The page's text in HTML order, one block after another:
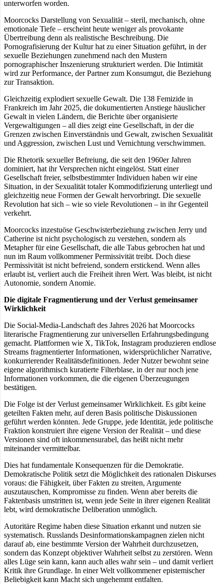
unterworfen worden.
Moorcocks Darstellung von Sexualität – steril, mechanisch, ohne
emotionale Tiefe – erscheint heute weniger als provokante
Übertreibung denn als realistische Beschreibung. Die
Pornografisierung der Kultur hat zu einer Situation geführt, in der
sexuelle Beziehungen zunehmend nach den Mustern
pornographischer Inszenierung strukturiert werden. Die Intimität
wird zur Performance, der Partner zum Konsumgut, die Beziehung
zur Transaktion.
Gleichzeitig explodiert sexuelle Gewalt. Die 138 Femizide in
Frankreich im Jahr 2025, die dokumentierten Anstiege häuslicher
Gewalt in vielen Ländern, die Berichte über organisierte
Vergewaltigungen – all dies zeigt eine Gesellschaft, in der die
Grenzen zwischen Einverständnis und Gewalt, zwischen Sexualität
und Aggression, zwischen Lust und Vernichtung verschwimmen.
Die Rhetorik sexueller Befreiung, die seit den 1960er Jahren
dominiert, hat ihr Versprechen nicht eingelöst. Statt einer
Gesellschaft freier, selbstbestimmter Individuen haben wir eine
Situation, in der Sexualität totaler Kommodifizierung unterliegt und
gleichzeitig neue Formen der Gewalt hervorbringt. Die sexuelle
Revolution hat sich – wie so viele Revolutionen – in ihr Gegenteil
verkehrt.
Moorcocks inzestuöse Geschwisterbeziehung zwischen Jerry und
Catherine ist nicht psychologisch zu verstehen, sondern als
Metapher für eine Gesellschaft, die alle Tabus gebrochen hat und
nun im Raum vollkommener Permissivität treibt. Doch diese
Permissivität ist nicht befreiend, sondern erstickend. Wenn alles
erlaubt ist, verliert auch die Freiheit ihren Wert. Was bleibt, ist nicht
Autonomie, sondern Anomie.
Die digitale Fragmentierung und der Verlust gemeinsamer
Wirklichkeit
Die Social-Media-Landschaft des Jahres 2026 hat Moorcocks
literarische Fragmentierung zur universellen Erfahrungsbedingung
gemacht. Plattformen wie X, TikTok, Instagram produzieren endlose
Streams fragmentierter Informationen, widersprüchlicher Narrative,
konkurrierender Realitätsdefinitionen. Jeder Nutzer bewohnt seine
eigene algorithmisch kuratierte Filterblase, in der nur noch jene
Informationen vorkommen, die die eigenen Überzeugungen
bestätigen.
Die Folge ist der Verlust gemeinsamer Wirklichkeit. Es gibt keine
geteilten Fakten mehr, auf deren Basis politische Diskussionen
geführt werden könnten. Jede Gruppe, jede Identität, jede politische
Fraktion konstruiert ihre eigene Version der Realität – und diese
Versionen sind oft inkommensurabel, das heißt nicht mehr
miteinander vermittelbar.
Dies hat fundamentale Konsequenzen für die Demokratie.
Demokratische Politik setzt die Möglichkeit des rationalen Diskurses
voraus: die Fähigkeit, über Fakten zu streiten, Argumente
auszutauschen, Kompromisse zu finden. Wenn aber bereits die
Faktenbasis umstritten ist, wenn jede Seite in ihrer eigenen Realität
lebt, wird demokratische Deliberation unmöglich.
Autoritäre Regime haben diese Situation erkannt und nutzen sie
systematisch. Russlands Desinformationskampagnen zielen nicht
darauf ab, eine bestimmte Version der Wahrheit durchzusetzen,
sondern das Konzept objektiver Wahrheit selbst zu zerstören. Wenn
alles Lüge sein kann, kann auch alles wahr sein – und damit verliert
Kritik ihre Grundlage. In einer Welt vollkommener epistemischer
Beliebigkeit kann Macht sich ungehemmt entfalten.